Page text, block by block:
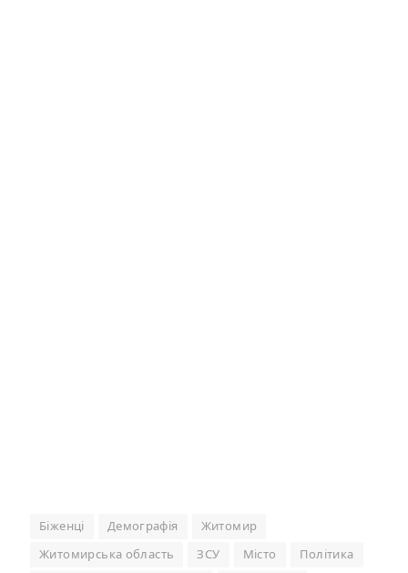
Біженці Демографія Житомир
Житомирська область ЗСУ Місто Політика